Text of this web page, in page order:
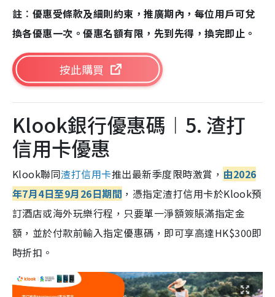
註︰優惠受條款及細則約束，推廣期內，每位用戶可兌
換各優惠一次。優惠名額有限，先到先得，換完即止。
按此購買
Klook銀行優惠碼︱5. 渣打
信用卡優惠
Klook聯同渣打信用卡推出最新季度限時激賞， 由2026
年7月4日至9月26日期間 ，憑指定渣打信用卡於Klook預
訂酒店或海外玩樂行程，只要單一淨額簽賬滿指定金
額，並於付款前輸入指定優惠碼，即可享高達HK$300即
時折扣。